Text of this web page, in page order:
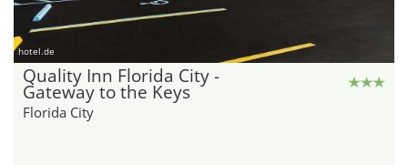
hotel.de
Quality Inn Florida City -
Gateway to the Keys
Florida City